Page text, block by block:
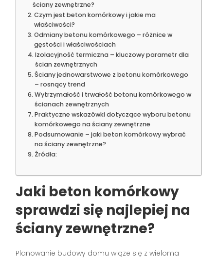
ściany zewnętrzne?
Czym jest beton komórkowy i jakie ma
właściwości?
Odmiany betonu komórkowego – różnice w
gęstości i właściwościach
Izolacyjność termiczna – kluczowy parametr dla
ścian zewnętrznych
Ściany jednowarstwowe z betonu komórkowego
– rosnący trend
Wytrzymałość i trwałość betonu komórkowego w
ścianach zewnętrznych
Praktyczne wskazówki dotyczące wyboru betonu
komórkowego na ściany zewnętrzne
Podsumowanie – jaki beton komórkowy wybrać
na ściany zewnętrzne?
Źródła:
Jaki beton komórkowy
sprawdzi się najlepiej na
ściany zewnętrzne?
Planowanie budowy domu wiąże się z wieloma